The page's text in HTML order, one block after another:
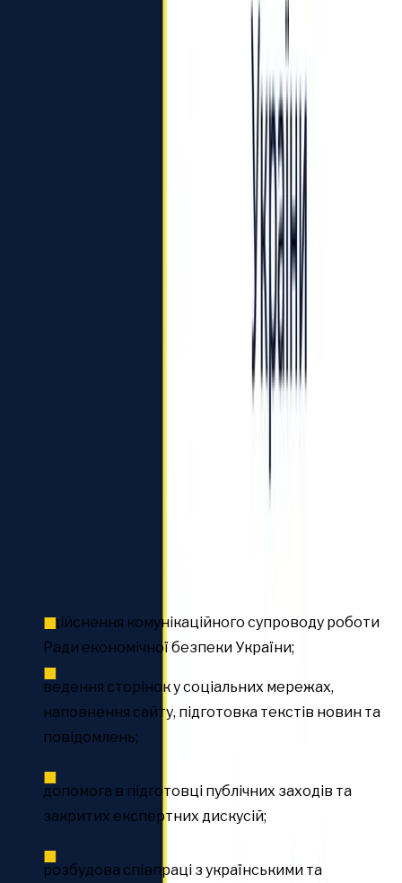
здійснення комунікаційного супроводу роботи
Ради економічної безпеки України;
ведення сторінок у соціальних мережах,
наповнення сайту, підготовка текстів новин та
повідомлень;
допомога в підготовці публічних заходів та
закритих експертних дискусій;
розбудова співпраці з українськими та